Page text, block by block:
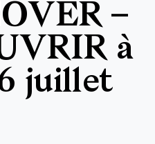
–
à
juillet